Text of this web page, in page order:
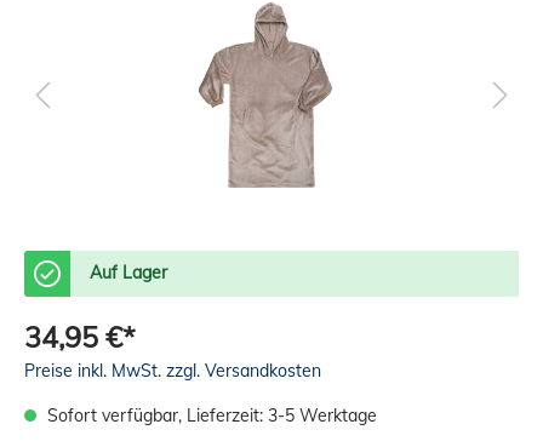
Auf Lager
34,95 €*
Preise inkl. MwSt. zzgl. Versandkosten
Sofort verfügbar, Lieferzeit: 3-5 Werktage